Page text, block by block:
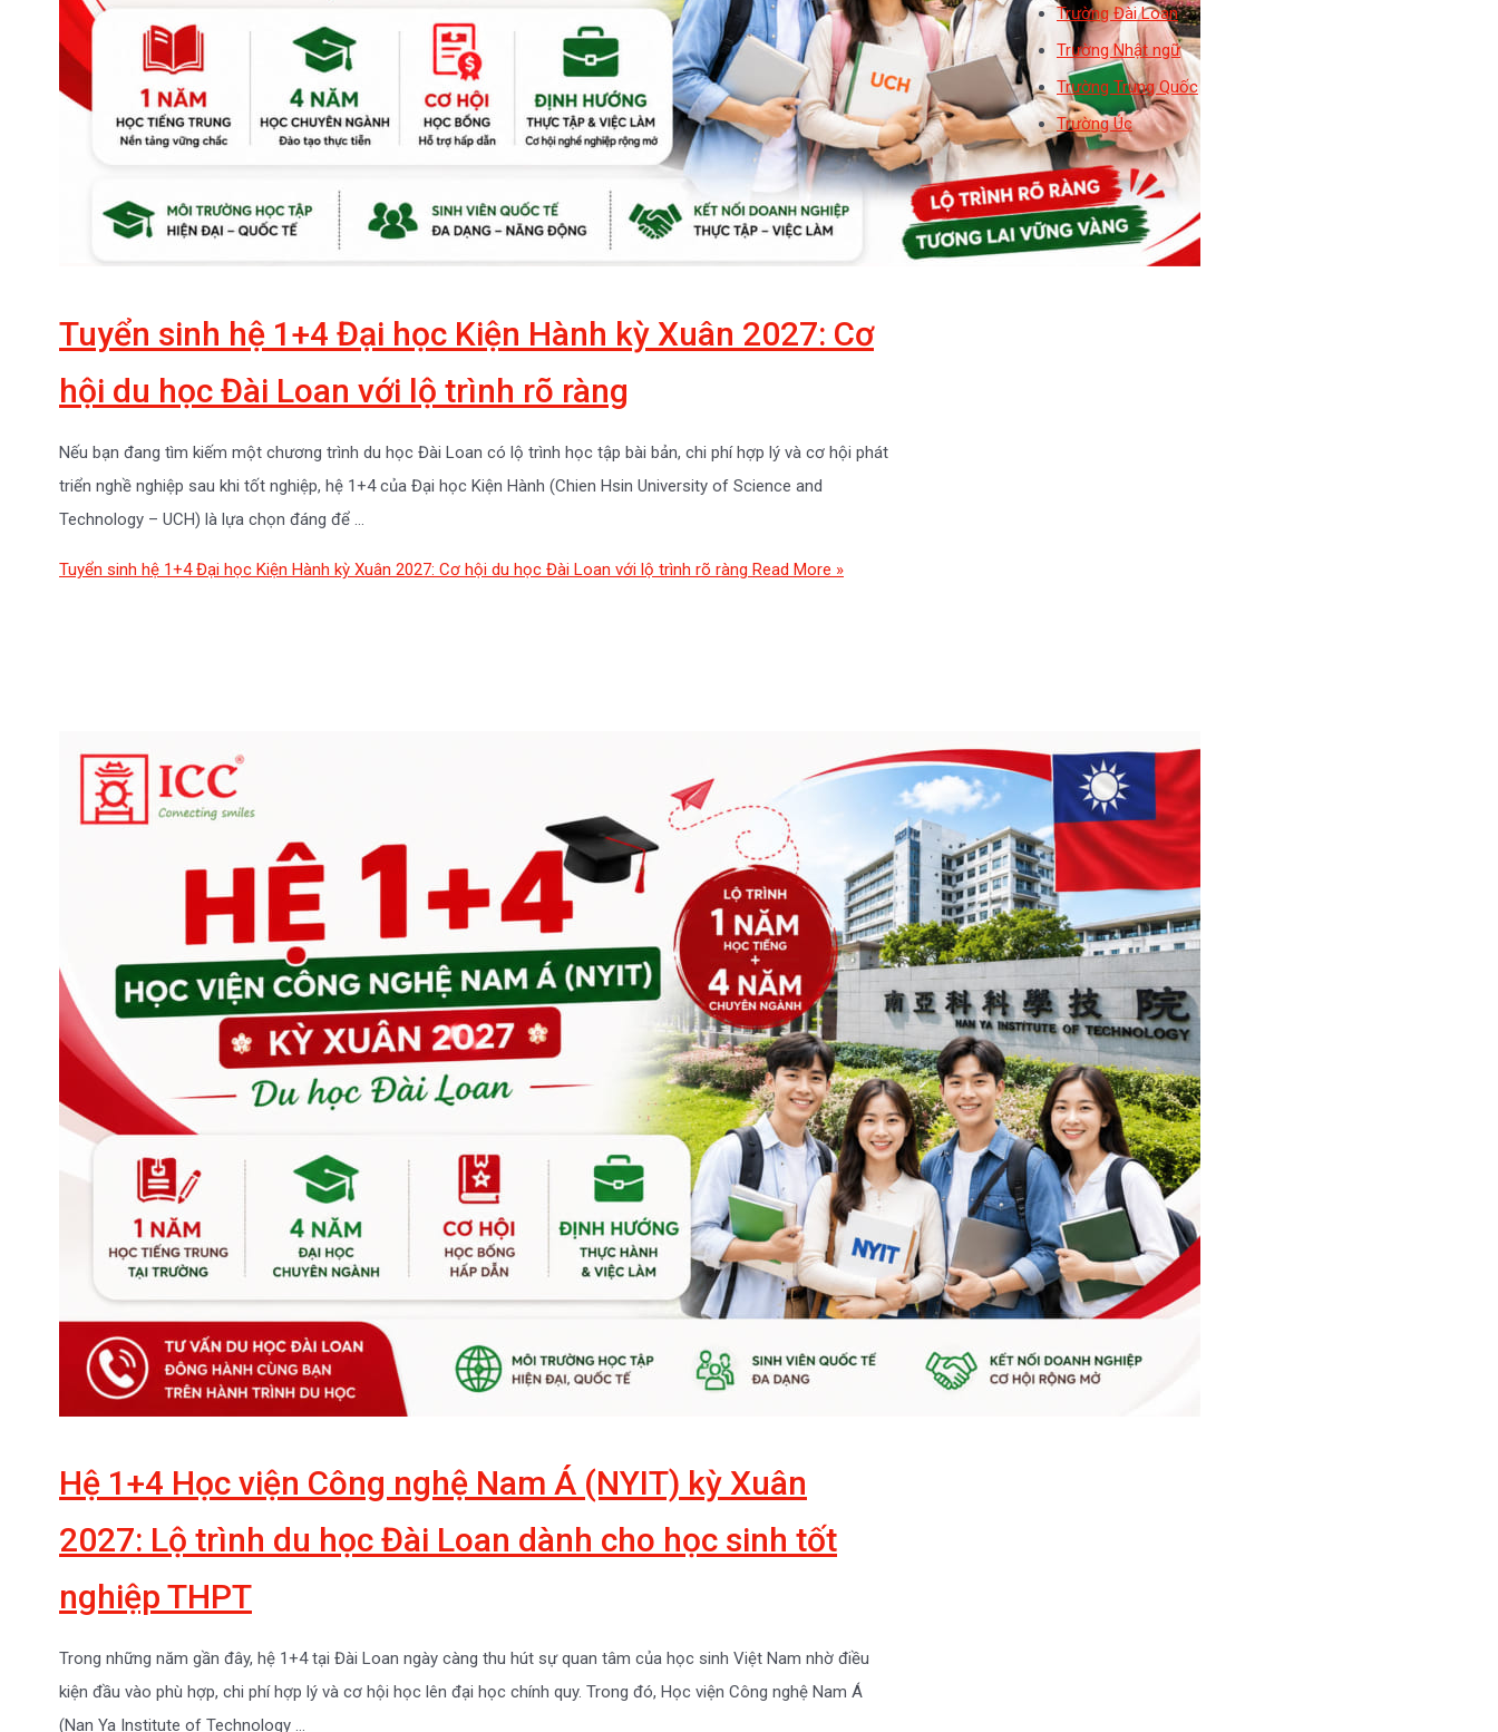
Tuyển sinh hệ 1+4 Đại học Kiện Hành kỳ Xuân 2027: Cơ
hội du học Đài Loan với lộ trình rõ ràng
Nếu bạn đang tìm kiếm một chương trình du học Đài Loan có lộ trình học tập bài bản, chi phí hợp lý và cơ hội phát
triển nghề nghiệp sau khi tốt nghiệp, hệ 1+4 của Đại học Kiện Hành (Chien Hsin University of Science and
Technology – UCH) là lựa chọn đáng để …
Tuyển sinh hệ 1+4 Đại học Kiện Hành kỳ Xuân 2027: Cơ hội du học Đài Loan với lộ trình rõ ràng Read More »
Hệ 1+4 Học viện Công nghệ Nam Á (NYIT) kỳ Xuân
2027: Lộ trình du học Đài Loan dành cho học sinh tốt
nghiệp THPT
Trong những năm gần đây, hệ 1+4 tại Đài Loan ngày càng thu hút sự quan tâm của học sinh Việt Nam nhờ điều
kiện đầu vào phù hợp, chi phí hợp lý và cơ hội học lên đại học chính quy. Trong đó, Học viện Công nghệ Nam Á
(Nan Ya Institute of Technology …
Trường Đài Loan
Trường Nhật ngữ
Trường Trung Quốc
Trường Úc